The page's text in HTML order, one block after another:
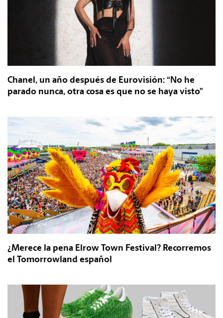
Chanel, un año después de Eurovisión: “No he
parado nunca, otra cosa es que no se haya visto”
¿Merece la pena Elrow Town Festival? Recorremos
el Tomorrowland español